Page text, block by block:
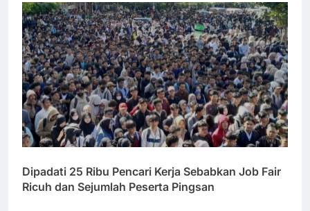
Dipadati 25 Ribu Pencari Kerja Sebabkan Job Fair
Ricuh dan Sejumlah Peserta Pingsan